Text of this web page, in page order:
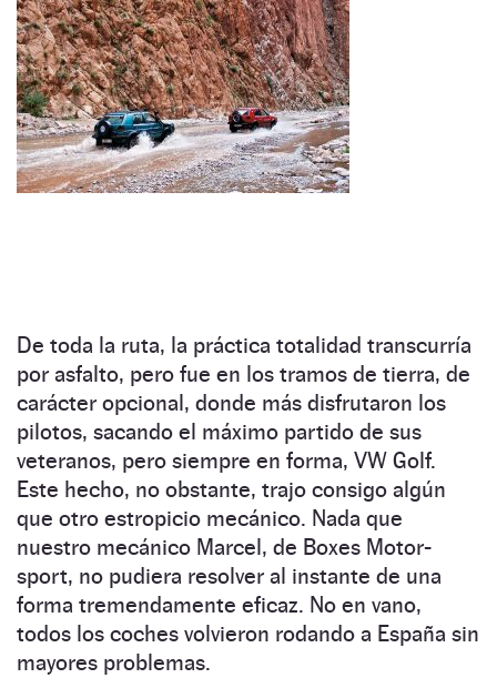
De toda la ruta, la práctica totalidad transcurría
por asfalto, pero fue en los tramos de tierra, de
carácter opcional, donde más disfrutaron los
pilotos, sacando el máximo partido de sus
veteranos, pero siempre en forma, VW Golf.
Este hecho, no obstante, trajo consigo algún
que otro estropicio mecánico. Nada que
nuestro mecánico Marcel, de Boxes Motor-
sport, no pudiera resolver al instante de una
forma tremendamente eficaz. No en vano,
todos los coches volvieron rodando a España sin
mayores problemas.